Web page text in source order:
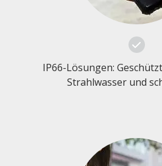
IP66-Lösungen:
Strahlwasser und